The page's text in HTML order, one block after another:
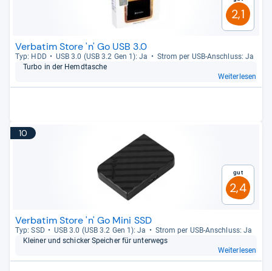
2,1
Verbatim Store 'n' Go USB 3.0
Typ: HDD USB 3.0 (USB 3.2 Gen 1): Ja
Strom per USB-​Anschluss: Ja
Turbo in der Hemd­ta­sche
Weiterlesen
10
Gut
2,4
Verbatim Store 'n' Go Mini SSD
Typ: SSD USB 3.0 (USB 3.2 Gen 1): Ja
Strom per USB-​Anschluss: Ja
Klei­ner und schi­cker Spei­cher für unter­wegs
Weiterlesen